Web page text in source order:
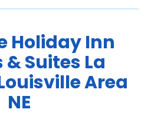
Holiday Inn
& Suites La
Area
NE